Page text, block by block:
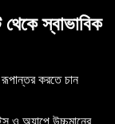
স্বাভাবিক
করতে চান